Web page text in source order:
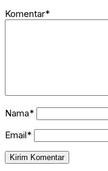
Komentar*
Nama*
Email*